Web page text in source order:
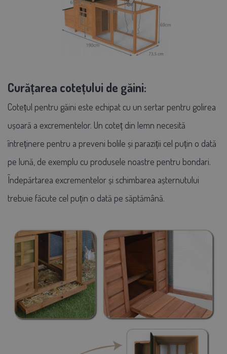
Curățarea cotețului de găini:
Cotețul pentru găini este echipat cu un sertar pentru golirea
ușoară a excrementelor. Un coteț din lemn necesită
întreținere pentru a preveni bolile și paraziții cel puțin o dată
pe lună, de exemplu cu produsele noastre pentru bondari.
Îndepărtarea excrementelor și schimbarea așternutului
trebuie făcute cel puțin o dată pe săptămână.